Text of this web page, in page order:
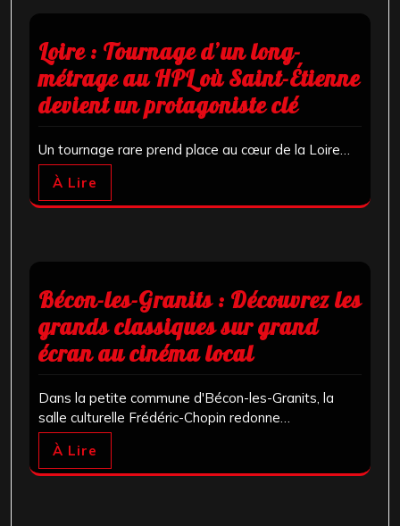
Loire : Tournage d’un long-
métrage au HPL où Saint-Étienne
devient un protagoniste clé
Un tournage rare prend place au cœur de la Loire…
À Lire
Bécon-les-Granits : Découvrez les
grands classiques sur grand
écran au cinéma local
Dans la petite commune d'Bécon-les-Granits, la
salle culturelle Frédéric-Chopin redonne…
À Lire